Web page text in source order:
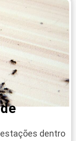
dentro